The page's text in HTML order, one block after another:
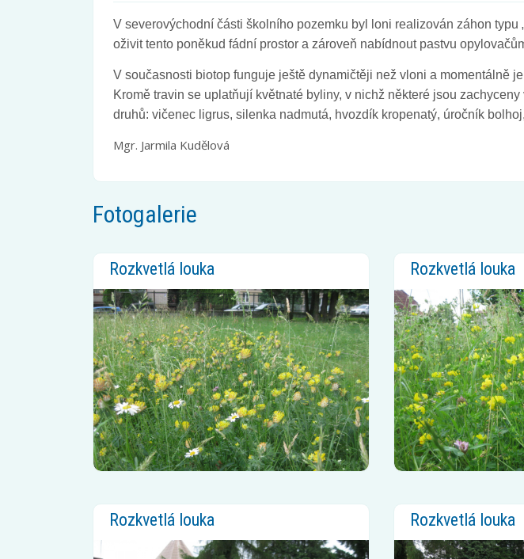
V severovýchodní části školního pozemku byl loni realizován záhon typu
oživit tento poněkud fádní prostor a zároveň nabídnout pastvu
V současnosti biotop funguje ještě dynamičtěji než vloni a momentálně
Kromě travin se uplatňují květnaté byliny, v nichž některé jsou
druhů: vičenec ligrus, silenka nadmutá, hvozdík kropenatý, úročník
Mgr. Jarmila Kudělová
Fotogalerie
Rozkvetlá louka Rozkvetlá louka
Rozkvetlá louka Rozkvetlá louka